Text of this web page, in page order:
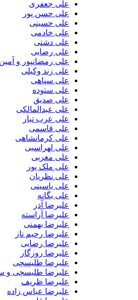
علی جعفری
علی حسن پور
علی حسینی
علی خادمی
علی دشتی
علی رضایی
علی رمضانپور و آمین بند
علی زند وکیلی
علی سپاهی
علی ستوده
علی صدیق
علی عبدالمالکی
علی عرب تبار
علی قاسمی
علی کرمانشاهی
علی لهراسبی
علی مغربی
علی ملک پور
علی نظریان
علی یاسینی
علی یگانه
علیرضا آذر
علیرضا آراسته
علیرضا بهمنی
علیرضا رحیم ناز
علیرضا رضایی
علیرضا روزگار
علیرضا طلیسچی
علیرضا طلیسچی و سعید آتانی
علیرضا ظریف
علیرضا عباس زاده